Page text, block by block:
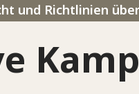
und Richtlinien